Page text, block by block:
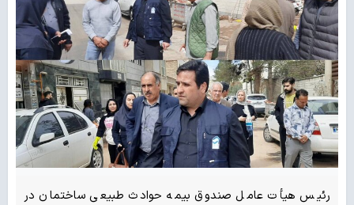
رئیس هیأت عامل صندوق بیمه حوادث طبیعی ساختمان در